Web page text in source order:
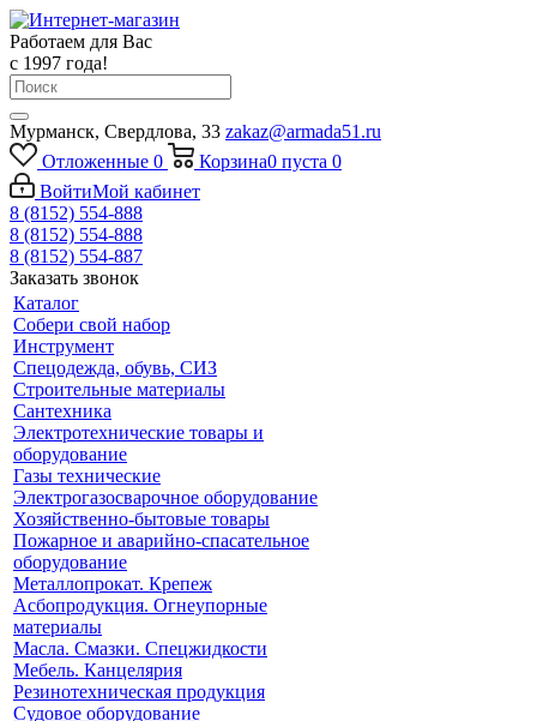
Работаем для Вас
с 1997 года!
Мурманск, Свердлова, 33 zakaz@armada51.ru
Отложенные 0 Корзина0 пуста 0
ВойтиМой кабинет
8 (8152) 554-888
8 (8152) 554-888
8 (8152) 554-887
Заказать звонок
Каталог
Собери свой набор
Инструмент
Спецодежда, обувь, СИЗ
Строительные материалы
Сантехника
Электротехнические товары и
оборудование
Газы технические
Электрогазосварочное оборудование
Хозяйственно-бытовые товары
Пожарное и аварийно-спасательное
оборудование
Металлопрокат. Крепеж
Асбопродукция. Огнеупорные
материалы
Масла. Смазки. Спецжидкости
Мебель. Канцелярия
Резинотехническая продукция
Судовое оборудование